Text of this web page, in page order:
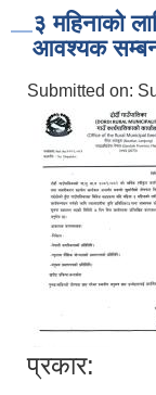
३ महिनाको
आवश्यक
Submitted on:
प्रकार: